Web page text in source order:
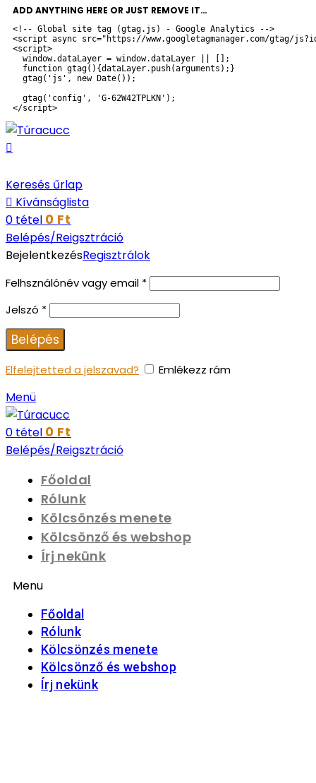
ADD ANYTHING HERE OR JUST REMOVE IT…
<!-- Global site tag (gtag.js) - Google Analytics -->
<script async src="https://www.googletagmanager.com/gtag/
<script>
  window.dataLayer = window.dataLayer || [];
  function gtag(){dataLayer.push(arguments);}
  gtag('js', new Date());
  gtag('config', 'G-62W42TPLKN');
</script>
Keresés űrlap
Kívánságlista
0 tétel 0 Ft
Belépés/Reigsztráció
BejelentkezésRegisztrálok
Felhsználónév vagy email *
Jelszó *
Belépés
Elfelejtetted a jelszavad? Emlékezz rám
Menü
0 tétel 0 Ft
Belépés/Reigsztráció
Főoldal
Rólunk
Kölcsönzés menete
Kölcsönző és webshop
Írj nekünk
Menu
Főoldal
Rólunk
Kölcsönzés menete
Kölcsönző és webshop
Írj nekünk